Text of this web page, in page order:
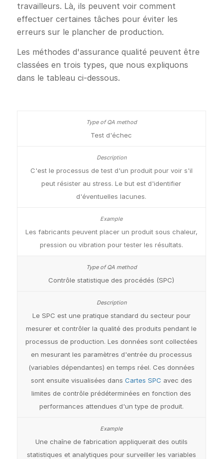
travailleurs. Là, ils peuvent voir comment
effectuer certaines tâches pour éviter les
erreurs sur le plancher de production.
Les méthodes d'assurance qualité peuvent être
classées en trois types, que nous expliquons
dans le tableau ci-dessous.
Test d'échec
C'est le processus de test d'un produit pour voir s'il
peut résister au stress. Le but est d'identifier
d'éventuelles lacunes.
Les fabricants peuvent placer un produit sous chaleur,
pression ou vibration pour tester les résultats.
Contrôle statistique des procédés (SPC)
Le SPC est une pratique standard du secteur pour
mesurer et contrôler la qualité des produits pendant le
processus de production. Les données sont collectées
en mesurant les paramètres d'entrée du processus
(variables dépendantes) en temps réel. Ces données
sont ensuite visualisées dans Cartes SPC avec des
limites de contrôle prédéterminées en fonction des
performances attendues d'un type de produit.
Une chaîne de fabrication appliquerait des outils
statistiques et analytiques pour surveiller les variables